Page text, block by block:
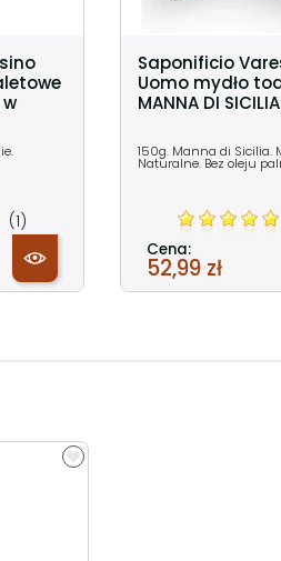
(1)
Saponificio
Uomo mydło
MANNA DI
150g. Manna di Sicilia.
Naturalne. Bez oleju
Cena:
52,99 zł